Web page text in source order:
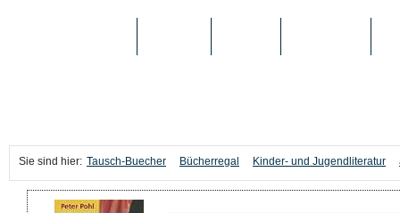
Sie sind hier: Tausch-Buecher Bücherregal Kinder- und Jugendliteratur